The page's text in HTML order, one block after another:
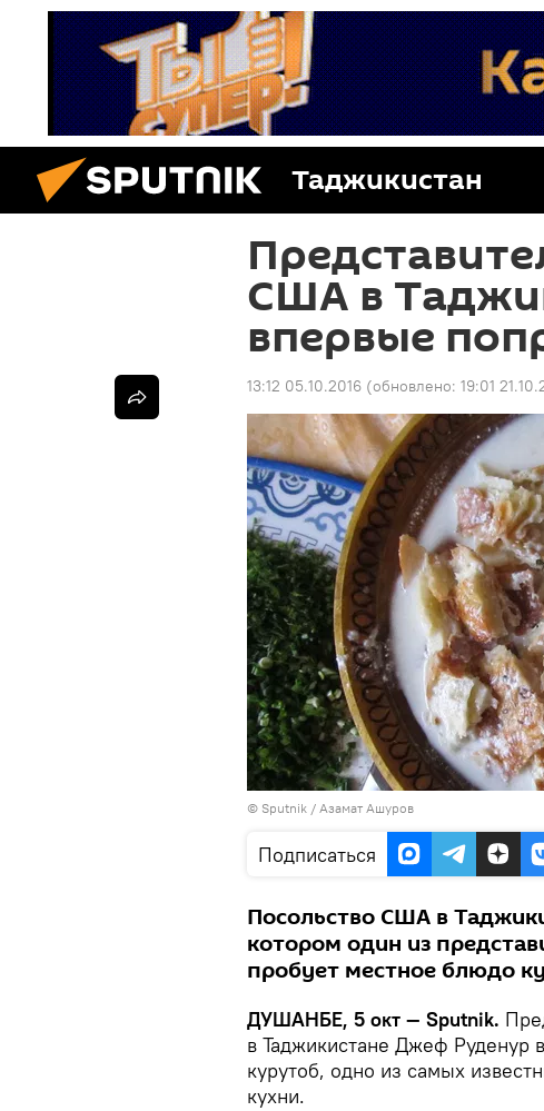
Таджикистан
США в
впервые
13:12 05.10.2016 (обновлено: 19:01
© Sputnik / Азамат Ашуров
Подписаться
Посольство США в
котором один из
пробует местное блюдо
ДУШАНБЕ, 5 окт — Sputnik.
в Таджикистане Джеф Руденур
курутоб, одно из самых
кухни.